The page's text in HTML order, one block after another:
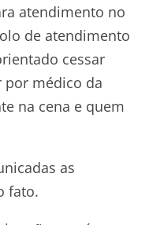
atendimento no
de atendimento
cessar
médico da
na cena e quem
as
fato.